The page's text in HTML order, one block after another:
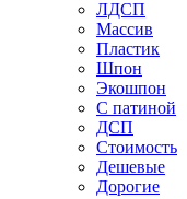
ЛДСП
Массив
Пластик
Шпон
Экошпон
С патиной
ДСП
Стоимость
Дешевые
Дорогие